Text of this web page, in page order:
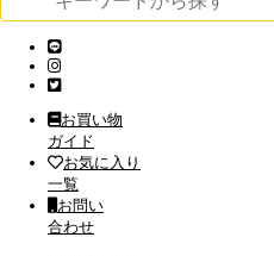
お買い物
ガイド
お気に入り
一覧
お問い
合わせ